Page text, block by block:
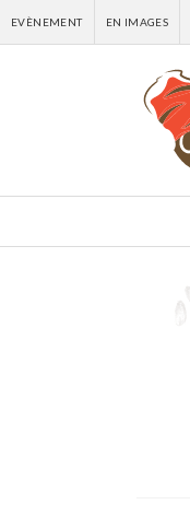
EVÈNEMENT EN IMAGES